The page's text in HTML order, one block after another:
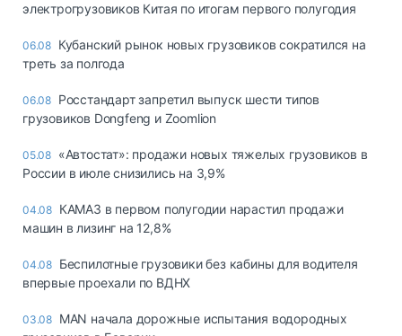
электрогрузовиков Китая по итогам первого полугодия
06.08 Кубанский рынок новых грузовиков сократился на
треть за полгода
06.08 Росстандарт запретил выпуск шести типов
грузовиков Dongfeng и Zoomlion
05.08 «Автостат»: продажи новых тяжелых грузовиков в
России в июле снизились на 3,9%
04.08 КАМАЗ в первом полугодии нарастил продажи
машин в лизинг на 12,8%
04.08 Беспилотные грузовики без кабины для водителя
впервые проехали по ВДНХ
03.08 MAN начала дорожные испытания водородных